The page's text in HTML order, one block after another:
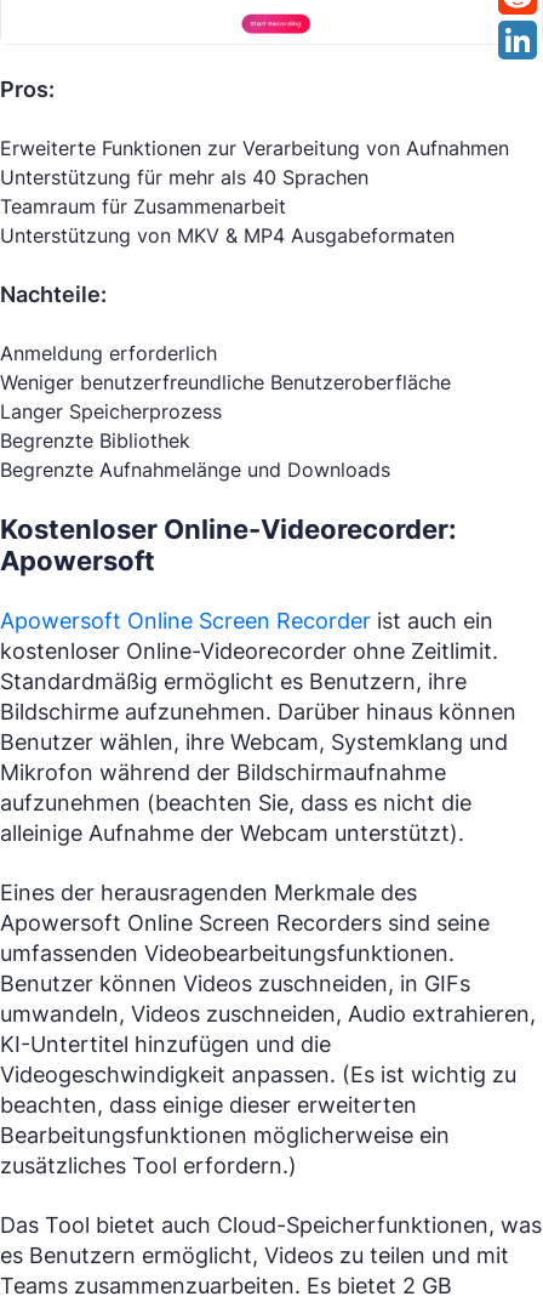
Pros:
Erweiterte Funktionen zur Verarbeitung von Aufnahmen
Unterstützung für mehr als 40 Sprachen
Teamraum für Zusammenarbeit
Unterstützung von MKV & MP4 Ausgabeformaten
Nachteile:
Anmeldung erforderlich
Weniger benutzerfreundliche Benutzeroberfläche
Langer Speicherprozess
Begrenzte Bibliothek
Begrenzte Aufnahmelänge und Downloads
Kostenloser Online-Videorecorder:
Apowersoft
Apowersoft Online Screen Recorder ist auch ein
kostenloser Online-Videorecorder ohne Zeitlimit.
Standardmäßig ermöglicht es Benutzern, ihre
Bildschirme aufzunehmen. Darüber hinaus können
Benutzer wählen, ihre Webcam, Systemklang und
Mikrofon während der Bildschirmaufnahme
aufzunehmen (beachten Sie, dass es nicht die
alleinige Aufnahme der Webcam unterstützt).
Eines der herausragenden Merkmale des
Apowersoft Online Screen Recorders sind seine
umfassenden Videobearbeitungsfunktionen.
Benutzer können Videos zuschneiden, in GIFs
umwandeln, Videos zuschneiden, Audio extrahieren,
KI-Untertitel hinzufügen und die
Videogeschwindigkeit anpassen. (Es ist wichtig zu
beachten, dass einige dieser erweiterten
Bearbeitungsfunktionen möglicherweise ein
zusätzliches Tool erfordern.)
Das Tool bietet auch Cloud-Speicherfunktionen, was
es Benutzern ermöglicht, Videos zu teilen und mit
Teams zusammenzuarbeiten. Es bietet 2 GB